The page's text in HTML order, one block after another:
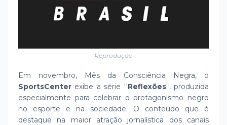
Reprodução
Em novembro, Mês da Consciência Negra, o
SportsCenter exibe a série ''Reflexões'', produzida
especialmente para celebrar o protagonismo negro
no esporte e na sociedade. O conteúdo que é
destaque na maior atração jornalística dos canais